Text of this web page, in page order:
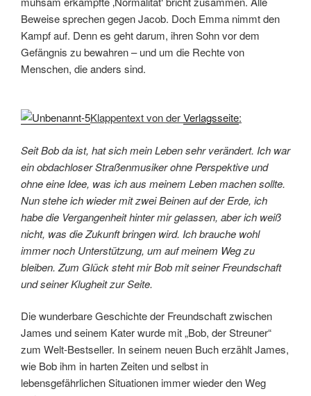
Beweise sprechen gegen Jacob. Doch Emma nimmt den
Kampf auf. Denn es geht darum, ihren Sohn vor dem
Gefängnis zu bewahren – und um die Rechte von
Menschen, die anders sind.
Klappentext von derVerlagsseite:
Seit Bob da ist, hat sich mein Leben sehr verändert. Ich war
ein obdachloser Straßenmusiker ohne Perspektive und
ohne eine Idee, was ich aus meinem Leben machen sollte.
Nun stehe ich wieder mit zwei Beinen auf der Erde, ich
habe die Vergangenheit hinter mir gelassen, aber ich weiß
nicht, was die Zukunft bringen wird. Ich brauche wohl
immer noch Unterstützung, um auf meinem Weg zu
bleiben. Zum Glück steht mir Bob mit seiner Freundschaft
und seiner Klugheit zur Seite.
Die wunderbare Geschichte der Freundschaft zwischen
James und seinem Kater wurde mit „Bob, der Streuner“
zum Welt-Bestseller. In seinem neuen Buch erzählt James,
wie Bob ihm in harten Zeiten und selbst in
lebensgefährlichen Situationen immer wieder den Weg